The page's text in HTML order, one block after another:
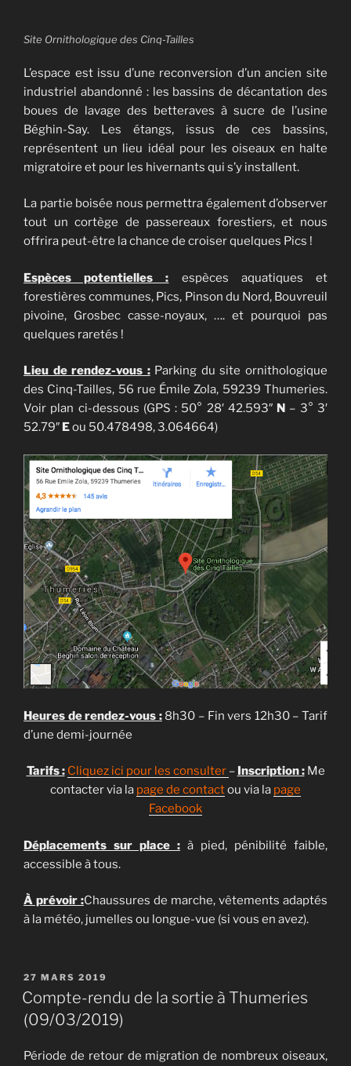
Site Ornithologique des Cinq-Tailles
L’espace est issu d’une reconversion d’un ancien site
industriel abandonné : les bassins de décantation des
boues de lavage des betteraves à sucre de l’usine
Béghin-Say. Les étangs, issus de ces bassins,
représentent un lieu idéal pour les oiseaux en halte
migratoire et pour les hivernants qui s’y installent.
La partie boisée nous permettra également d’observer
tout un cortège de passereaux forestiers, et nous
offrira peut-être la chance de croiser quelques Pics !
Espèces potentielles : espèces aquatiques et
forestières communes, Pics, Pinson du Nord, Bouvreuil
pivoine, Grosbec casse-noyaux, …. et pourquoi pas
quelques raretés !
Lieu de rendez-vous :Parking du site ornithologique
des Cinq-Tailles, 56 rue Émile Zola, 59239 Thumeries.
Voir plan ci-dessous (GPS : 50° 28′ 42.593″ N – 3° 3′
52.79″ Eou 50.478498, 3.064664)
Heures de rendez-vous :8h30 – Fin vers 12h30 – Tarif
d’une demi-journée
Tarifs : Cliquez ici pour les consulter – Inscription :Me
contacter via la page de contactou via la page
Facebook
Déplacements sur place : à pied, pénibilité faible,
accessible à tous.
À prévoir :Chaussures de marche, vêtements adaptés
à la météo, jumelles ou longue-vue (si vous en avez).
PUBLIÉ
LE
27 MARS 2019
Compte-rendu de la sortie à Thumeries
(09/03/2019)
Période de retour de migration de nombreux oiseaux,